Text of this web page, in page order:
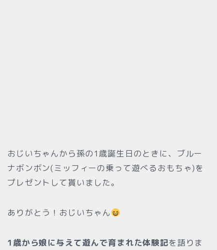
おじいちゃんから孫の1歳誕生日のときに、ブルー
ナボンボン(ミッフィーの乗って遊べるおもちゃ)を
プレゼントして貰いました。
ありがとう！おじいちゃん
1歳から娘に与えて遊んで育まれた体験記を語りま